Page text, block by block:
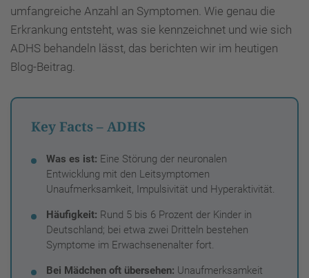
umfangreiche Anzahl an Symptomen. Wie genau die
Erkrankung entsteht, was sie kennzeichnet und wie sich
ADHS behandeln lässt, das berichten wir im heutigen
Blog-Beitrag.
Key Facts – ADHS
Was es ist: Eine Störung der neuronalen
Entwicklung mit den Leitsymptomen
Unaufmerksamkeit, Impulsivität und Hyperaktivität.
Häufigkeit: Rund 5 bis 6 Prozent der Kinder in
Deutschland; bei etwa zwei Dritteln bestehen
Symptome im Erwachsenenalter fort.
Bei Mädchen oft übersehen: Unaufmerksamkeit